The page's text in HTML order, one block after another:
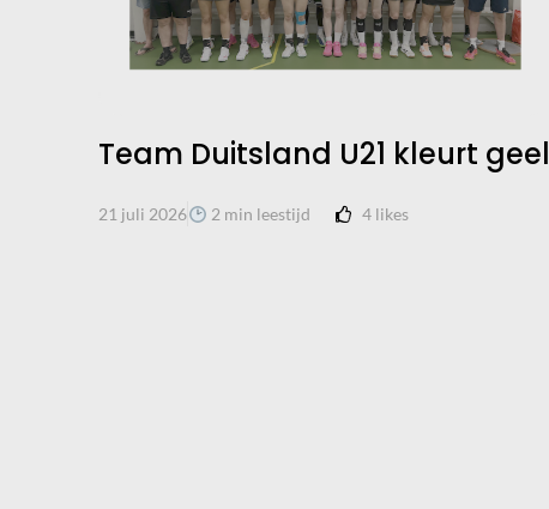
Team Duitsland U21 kleurt geel
21 juli 2026 2 min leestijd 4likes